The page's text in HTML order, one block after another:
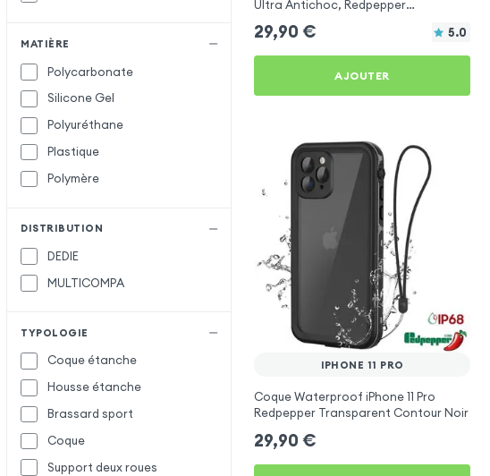
MATIÈRE
Polycarbonate
Silicone Gel
Polyuréthane
Plastique
Polymère
DISTRIBUTION
DEDIE
MULTICOMPA
TYPOLOGIE
Coque étanche
Housse étanche
Brassard sport
Coque
Support deux roues
Ultra Antichoc, Redpepper
29,90 € 5.0
AJOUTER
IPHONE 11 PRO
Coque Waterproof iPhone 11 Pro
Redpepper Transparent Contour Noir
29,90 €